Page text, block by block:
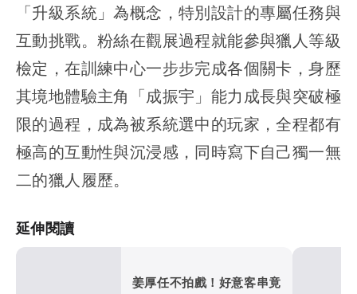
「升級系統」為概念，特別設計的專屬任務與
互動挑戰。粉絲在觀展過程就能參與獵人等級
檢定，在訓練中心一步步完成各個關卡，身歷
其境地體驗主角「成振宇」能力成長與突破極
限的過程，成為被系統選中的玩家，全程都有
極高的互動性與沉浸感，同時寫下自己獨一無
二的獵人履歷。
延伸閱讀
姜厚任不拍戲！好意客串竟